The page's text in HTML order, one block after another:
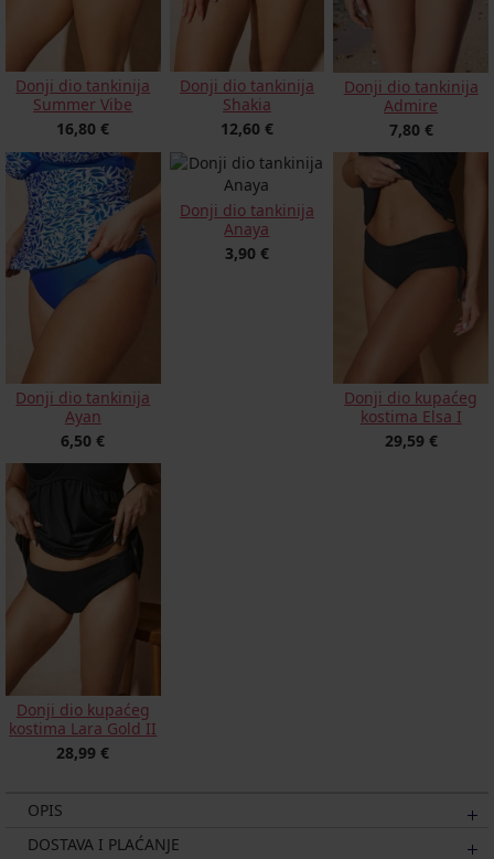
Donji dio tankinija
Summer Vibe
16,80 €
Donji dio tankinija
Shakia
12,60 €
Donji dio tankinija
Admire
7,80 €
Donji dio tankinija
Ayan
6,50 €
Donji dio tankinija
Anaya
3,90 €
Donji dio kupaćeg
kostima Elsa I
29,59 €
Donji dio kupaćeg
kostima Lara Gold II
28,99 €
OPIS
DOSTAVA I PLAĆANJE